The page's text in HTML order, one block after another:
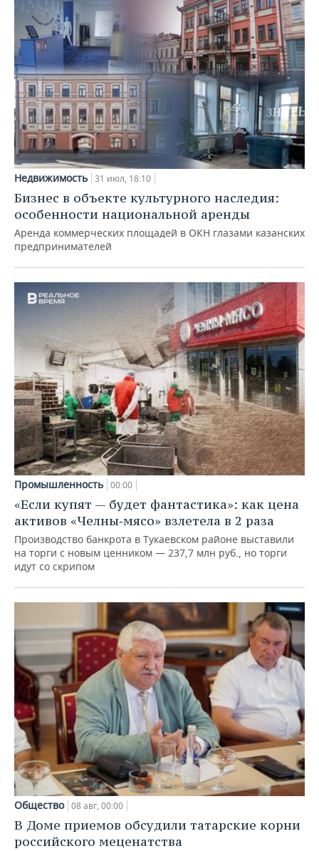
Недвижимость 31 июл, 18:10
Бизнес в объекте культурного наследия:
особенности национальной аренды
Аренда коммерческих площадей в ОКН глазами казанских
предпринимателей
Промышленность 00:00
«Если купят — будет фантастика»: как цена
активов «Челны‑мясо» взлетела в 2 раза
Производство банкрота в Тукаевском районе выставили
на торги с новым ценником — 237,7 млн руб., но торги
идут со скрипом
Общество 08 авг, 00:00
В Доме приемов обсудили татарские корни
российского меценатства